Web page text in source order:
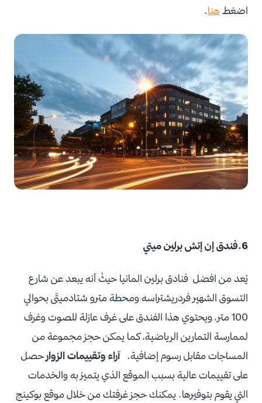
اضغط هنا.
6.فندق إن إتش برلين ميتي
يُعد من افضل فنادق برلين المانيا حيثُ أنه يبعد عن شارع
التسوق الشهير فردريشتراسه ومحطة مترو شتادميتّى بحوالي
100 متر، ويحتوي هذا الفندق على غرف عازلة للصوت وغرف
لممارسة التمارين الرياضية، كما يمكن حجز مجموعة من
المساجات مقابل رسوم إضافية.آراء وتقييمات الزوار حصل
على تقييمات عالية بسبب الموقع الذي يتميز به والخدمات
التي يقوم بتوفيرها. يمكنك حجز غرفتك من خلال موقع بوكينج